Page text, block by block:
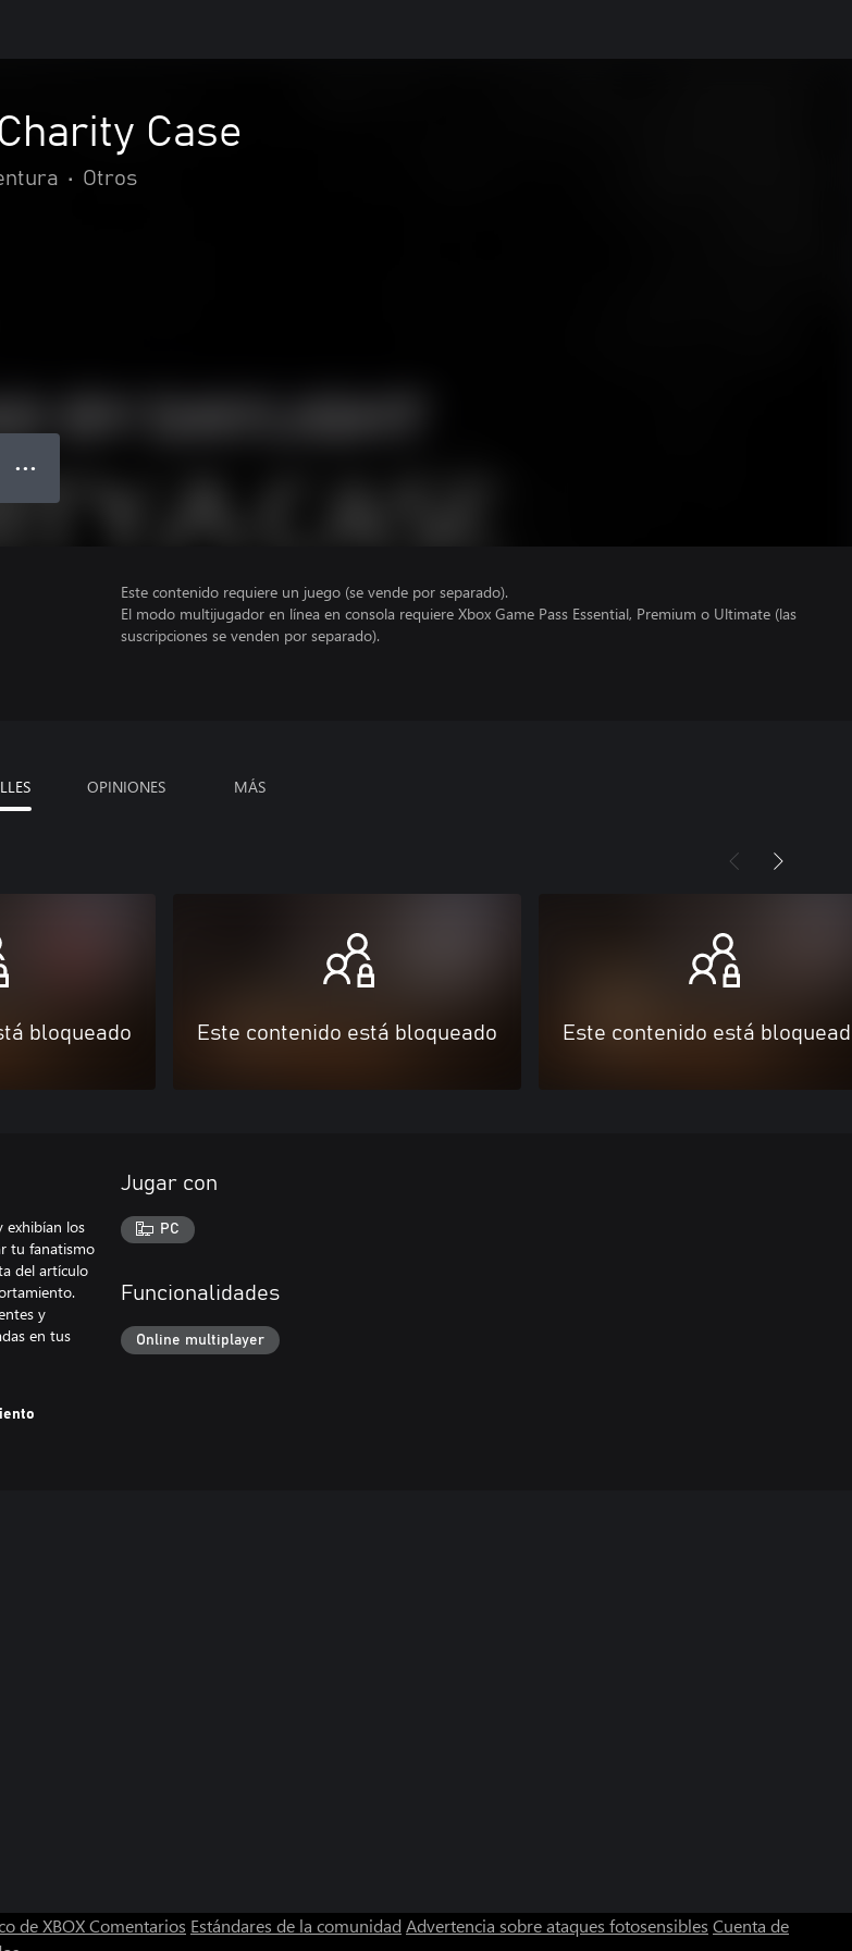
Case
• Otros
● ● ●
Este contenido requiere un juego (se vende por separado).
El modo multijugador en línea en consola requiere Xbox Game Pass Essential, Premium o Ultimate (las
suscripciones se venden por separado).
OPINIONES MÁS
bloqueado Este contenido está bloqueado Este contenido está
exhibían los
tu fanatismo
del artículo
y
en tus
Jugar con
PC
Funcionalidades
Online multiplayer
de XBOXComentarios Estándares de la comunidad Advertencia sobre ataques fotosensibles Cuenta de